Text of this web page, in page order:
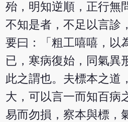
殆，明知逆順，正行無
不知是者，不足以言診
要曰：「粗工嘻嘻，以
已，寒病復始，同氣異
此之謂也。夫標本之道
大，可以言一而知百病
易而勿損，察本與標，